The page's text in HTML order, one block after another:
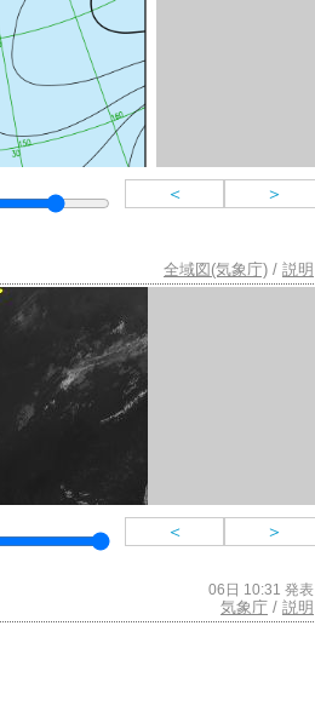
＜ ＞
全域図(気象庁) / 説明
＜ ＞
06日 10:31 発表
気象庁 / 説明